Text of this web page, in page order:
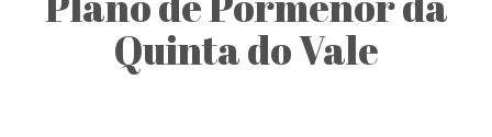
Quinta do Vale